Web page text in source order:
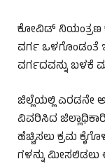
ಕೋವಿಡ್ ನಿಯಂತ್ರಣ
ವರ್ಗ ಒಳಗೊಂಡಂತೆ
ವರ್ಗದವನ್ನು ಬಳಕೆ
ಜಿಲ್ಲೆಯಲ್ಲಿ ಎರಡನೇ
ವಿವರಿಸಿದ
ಹೆಚ್ಚಿಸಲು ಕ್ರಮ
ಗಳನ್ನು